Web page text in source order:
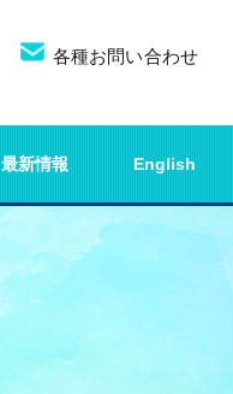
各種お問い合わせ
最新情報 English